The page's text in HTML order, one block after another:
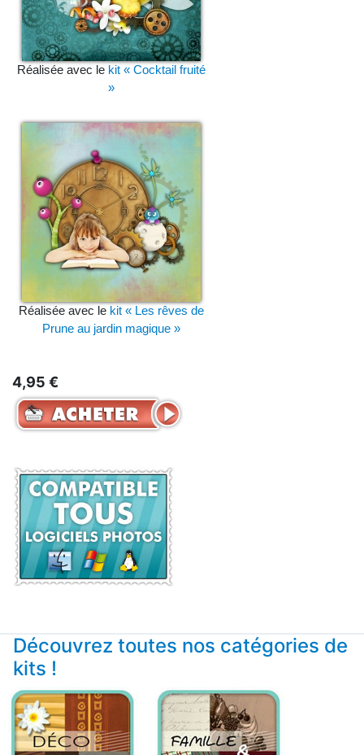
Réalisée avec lekit « Cocktail fruité
»
Réalisée avec le kit « Les rêves de
Prune au jardin magique »
4,95 €
Découvrez toutes nos catégories de
kits !